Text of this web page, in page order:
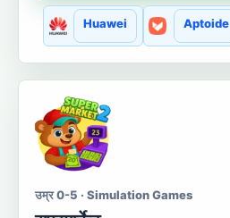
Huawei Aptoide
उम्र 0-5 · Simulation Games